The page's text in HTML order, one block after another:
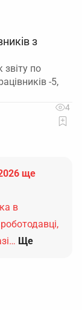
з
по
-5,
4
ще
в
Ще